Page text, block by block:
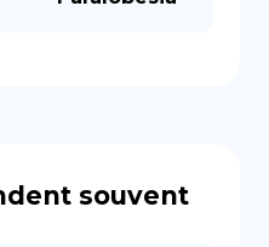
souvent